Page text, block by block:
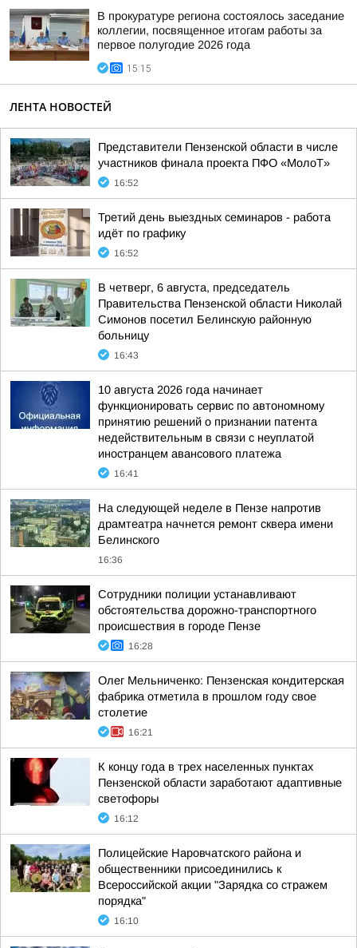
В прокуратуре региона состоялось заседание
коллегии, посвященное итогам работы за
первое полугодие 2026 года
15:15
ЛЕНТА НОВОСТЕЙ
Представители Пензенской области в числе
участников финала проекта ПФО «МолоТ»
16:52
Третий день выездных семинаров - работа
идёт по графику
16:52
В четверг, 6 августа, председатель
Правительства Пензенской области Николай
Симонов посетил Белинскую районную
больницу
16:43
10 августа 2026 года начинает
функционировать сервис по автономному
принятию решений о признании патента
недействительным в связи с неуплатой
иностранцем авансового платежа
16:41
На следующей неделе в Пензе напротив
драмтеатра начнется ремонт сквера имени
Белинского
16:36
Сотрудники полиции устанавливают
обстоятельства дорожно-транспортного
происшествия в городе Пензе
16:28
Олег Мельниченко: Пензенская кондитерская
фабрика отметила в прошлом году свое
столетие
16:21
К концу года в трех населенных пунктах
Пензенской области заработают адаптивные
светофоры
16:12
Полицейские Наровчатского района и
общественники присоединились к
Всероссийской акции "Зарядка со стражем
порядка"
16:10